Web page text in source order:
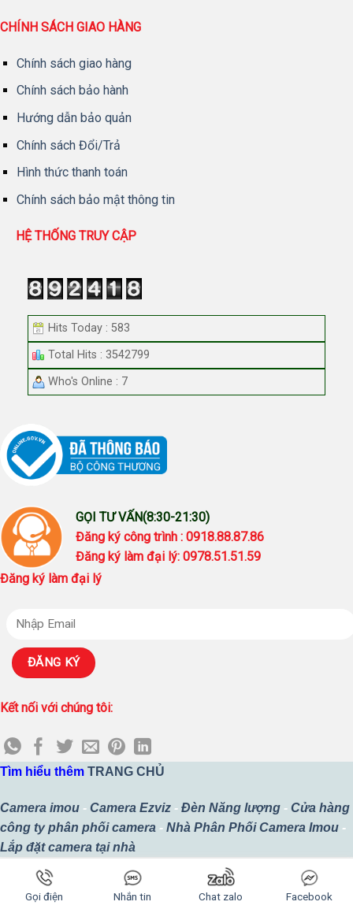
Gọi điện Nhắn tin Chat zalo Facebook
CHÍNH SÁCH GIAO HÀNG
Chính sách giao hàng
Chính sách bảo hành
Hướng dẫn bảo quản
Chính sách Đổi/Trả
Hình thức thanh toán
Chính sách bảo mật thông tin
HỆ THỐNG TRUY CẬP
Hits Today : 583
Total Hits : 3542799
Who's Online : 7
GỌI TƯ VẤN(8:30-21:30)
Đăng ký công trình : 0918.88.87.86
Đăng ký làm đại lý: 0978.51.51.59
Đăng ký làm đại lý
Kết nối với chúng tôi:
Tìm hiểu thêm TRANG CHỦ
Camera imou - Camera Ezviz - Đèn Năng lượng - Cửa hàng
công ty phân phối camera - Nhà Phân Phối Camera Imou -
Lắp đặt camera tại nhà
Copyright 2026 © Thiết kế bởi Công Ty TNHH MTV SURETECH